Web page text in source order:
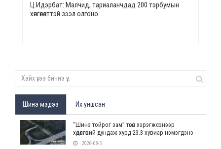
Ц.Идэрбат: Малчид, тариаланчдад 200 тэрбумын
хөнгөлөлттэй зээл олгоно
Шинэ мэдээ Их уншсан
“Шинэ тойрог зам” төсөл хэрэгжсэнээр
хөдөлгөөний дундаж хурд 23.3 хувиар нэмэгдэнэ
2026-08-5